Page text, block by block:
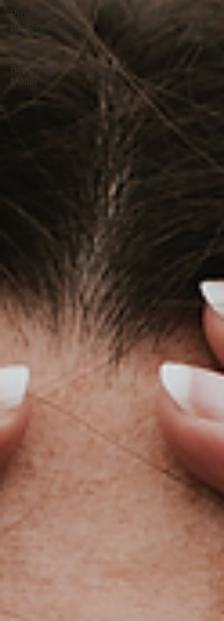
Projets
personnels
Grossesse
Reportage
Métier